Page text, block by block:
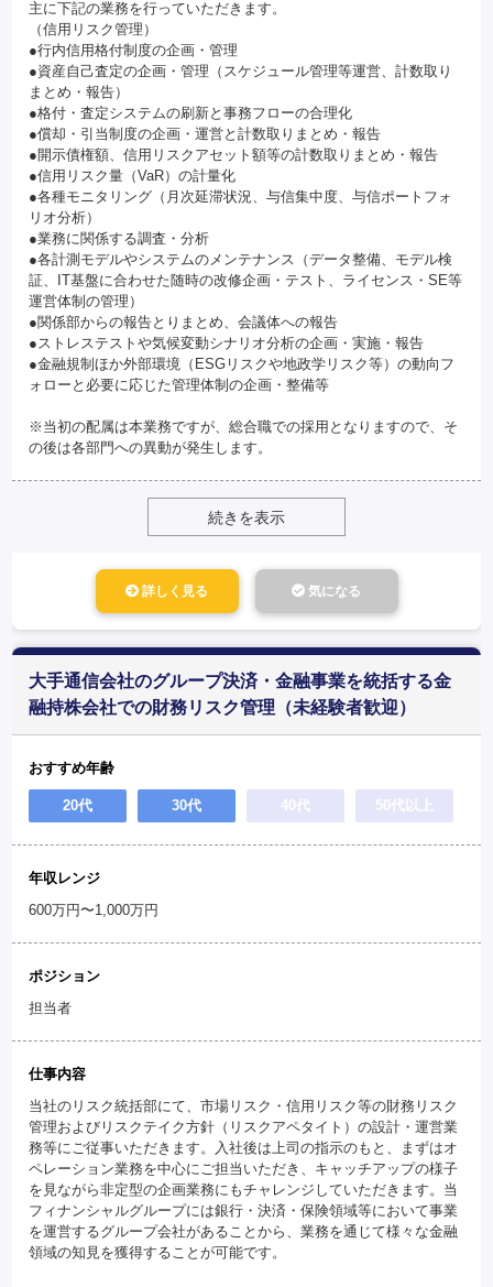
主に下記の業務を行っていただきます。
（信用リスク管理）
●行内信用格付制度の企画・管理
●資産自己査定の企画・管理（スケジュール管理等運営、計数取り
まとめ・報告）
●格付・査定システムの刷新と事務フローの合理化
●償却・引当制度の企画・運営と計数取りまとめ・報告
●開示債権額、信用リスクアセット額等の計数取りまとめ・報告
●信用リスク量（VaR）の計量化
●各種モニタリング（月次延滞状況、与信集中度、与信ポートフォ
リオ分析）
●業務に関係する調査・分析
●各計測モデルやシステムのメンテナンス（データ整備、モデル検
証、IT基盤に合わせた随時の改修企画・テスト、ライセンス・SE等
運営体制の管理）
●関係部からの報告とりまとめ、会議体への報告
●ストレステストや気候変動シナリオ分析の企画・実施・報告
●金融規制ほか外部環境（ESGリスクや地政学リスク等）の動向フ
ォローと必要に応じた管理体制の企画・整備等
※当初の配属は本業務ですが、総合職での採用となりますので、そ
の後は各部門への異動が発生します。
続きを表示
詳しく見る 気になる
大手通信会社のグループ決済・金融事業を統括する金
融持株会社での財務リスク管理（未経験者歓迎）
おすすめ年齢
20代 30代 40代 50代以上
年収レンジ
600万円〜1,000万円
ポジション
担当者
仕事内容
当社のリスク統括部にて、市場リスク・信用リスク等の財務リスク
管理およびリスクテイク方針（リスクアペタイト）の設計・運営業
務等にご従事いただきます。入社後は上司の指示のもと、まずはオ
ペレーション業務を中心にご担当いただき、キャッチアップの様子
を見ながら非定型の企画業務にもチャレンジしていただきます。当
フィナンシャルグループには銀行・決済・保険領域等において事業
を運営するグループ会社があることから、業務を通じて様々な金融
領域の知見を獲得することが可能です。